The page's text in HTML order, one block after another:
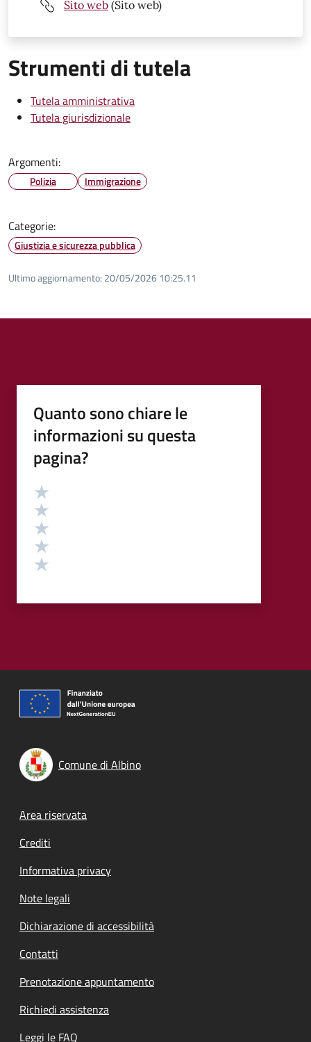
Sito web (Sito web)
Strumenti di tutela
Tutela amministrativa
Tutela giurisdizionale
Argomenti:
Polizia Immigrazione
Categorie:
Giustizia e sicurezza pubblica
Ultimo aggiornamento: 20/05/2026 10:25.11
Quanto sono chiare le
informazioni su questa
pagina?
Valutazione
Comune di Albino
Footer menu
Area riservata
Crediti
Informativa privacy
Note legali
Dichiarazione di accessibilità
Contatti
Prenotazione appuntamento
Richiedi assistenza
Leggi le FAQ